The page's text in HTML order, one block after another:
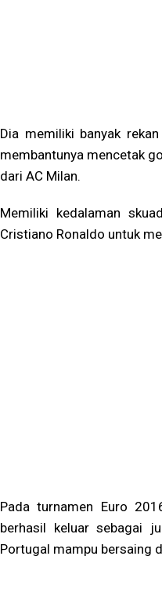
Dia memiliki banyak
membantunya mencetak
dari AC Milan.
Memiliki kedalaman
Cristiano Ronaldo untuk
Pada turnamen Euro
berhasil keluar sebagai
Portugal mampu bersaing